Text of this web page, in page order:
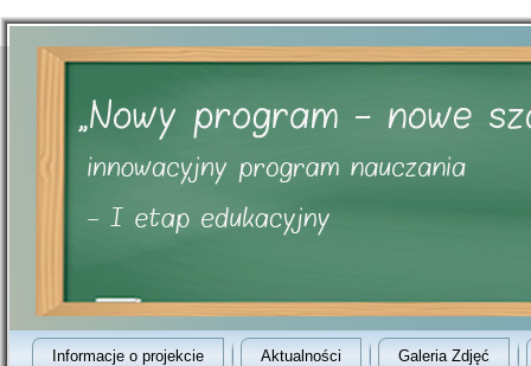
Informacje o projekcie Aktualności Galeria Zdjęć